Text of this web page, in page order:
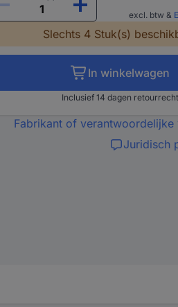
excl. btw &
Slechts 4 Stuk(s)
In winkelwagen
Inclusief 14 dagen retourrecht
Fabrikant of
Juridisch